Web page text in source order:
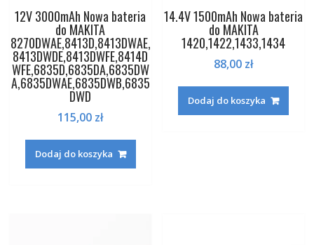
12V 3000mAh Nowa bateria
do MAKITA
8270DWAE,8413D,8413DWAE,
8413DWDE,8413DWFE,8414D
WFE,6835D,6835DA,6835DW
A,6835DWAE,6835DWB,6835
DWD
115,00 zł
Dodaj do koszyka
14.4V 1500mAh Nowa bateria
do MAKITA
1420,1422,1433,1434
88,00 zł
Dodaj do koszyka